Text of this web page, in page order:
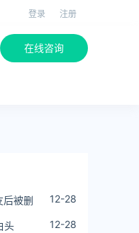
登录 注册
在线咨询
后被删 12-28
头 12-28